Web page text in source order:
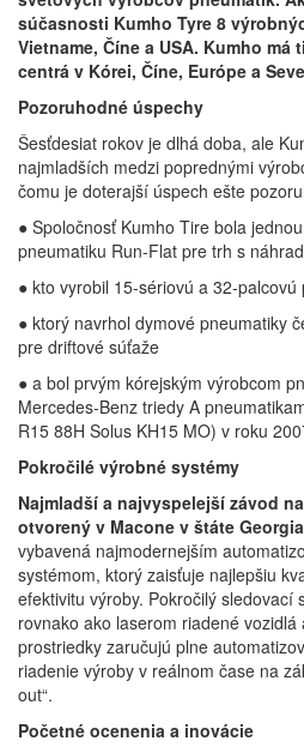
súčasnosti Kumho Tyre 8
Vietname, Číne a USA. Kumho
centrá v Kórei, Číne, Európe a
Pozoruhodné úspechy
Šesťdesiat rokov je dlhá doba, ale
najmladších medzi poprednými
čomu je doterajší úspech ešte
● Spoločnosť Kumho Tire bola
pneumatiku Run-Flat pre trh s
● kto vyrobil 15-sériovú a 32-
● ktorý navrhol dymové pneumatiky
pre driftové súťaže
● a bol prvým kórejským výrobcom
Mercedes-Benz triedy A
R15 88H Solus KH15 MO) v roku
Pokročilé výrobné systémy
Najmladší a najvyspelejší závod
otvorený v Macone v štáte
vybavená najmodernejším
systémom, ktorý zaisťuje najlepšiu
efektivitu výroby. Pokročilý sledovací
rovnako ako laserom riadené
prostriedky zaručujú plne
riadenie výroby v reálnom čase na
out“.
Početné ocenenia a inovácie